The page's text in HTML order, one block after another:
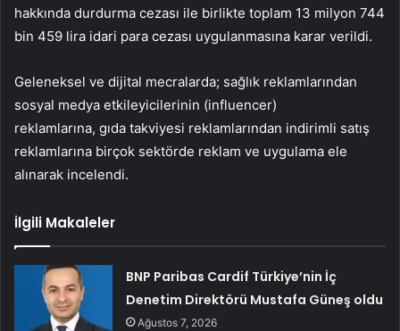
hakkında durdurma cezası ile birlikte toplam 13 milyon 744
bin 459 lira idari para cezası uygulanmasına karar verildi.
Geleneksel ve dijital mecralarda; sağlık reklamlarından
sosyal medya etkileyicilerinin (influencer)
reklamlarına, gıda takviyesi reklamlarından indirimli satış
reklamlarına birçok sektörde reklam ve uygulama ele
alınarak incelendi.
İlgili Makaleler
BNP Paribas Cardif Türkiye’nin İç
Denetim Direktörü Mustafa Güneş oldu
Ağustos 7, 2026